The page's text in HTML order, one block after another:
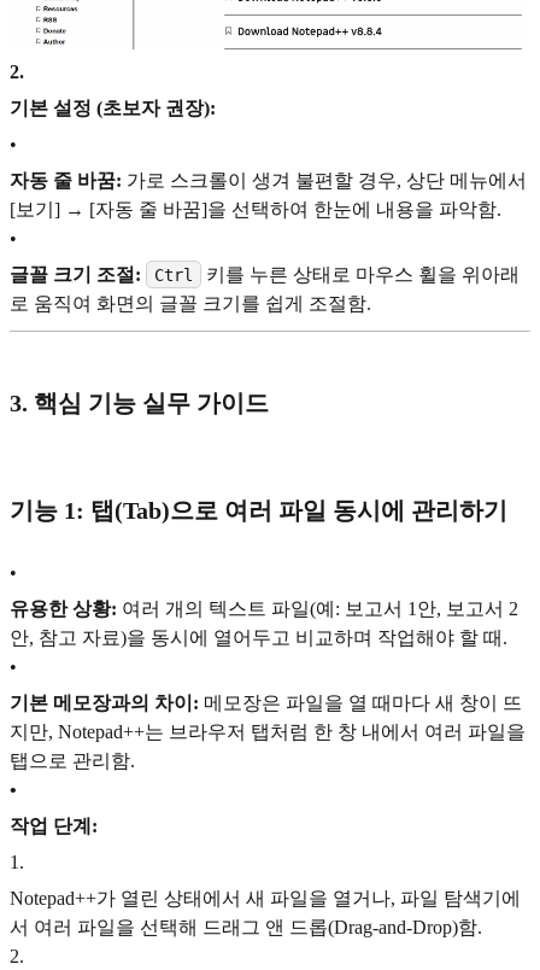
2.
기본 설정 (초보자 권장):
•
자동 줄 바꿈: 가로 스크롤이 생겨 불편할 경우, 상단 메뉴에서
[보기] → [자동 줄 바꿈]을 선택하여 한눈에 내용을 파악함.
•
글꼴 크기 조절:
Ctrl
키를 누른 상태로 마우스 휠을 위아래
로 움직여 화면의 글꼴 크기를 쉽게 조절함.
3. 핵심 기능 실무 가이드
기능 1: 탭(Tab)으로 여러 파일 동시에 관리하기
•
유용한 상황: 여러 개의 텍스트 파일(예: 보고서 1안, 보고서 2
안, 참고 자료)을 동시에 열어두고 비교하며 작업해야 할 때.
•
기본 메모장과의 차이: 메모장은 파일을 열 때마다 새 창이 뜨
지만, Notepad++는 브라우저 탭처럼 한 창 내에서 여러 파일을
탭으로 관리함.
•
작업 단계:
1 .
Notepad++가 열린 상태에서 새 파일을 열거나, 파일 탐색기에
서 여러 파일을 선택해 드래그 앤 드롭(Drag-and-Drop)함.
2.